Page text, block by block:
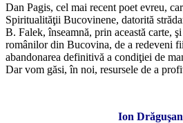
Dan Pagis, cel mai recent poet evreu,
Spiritualităţii Bucovinene, datorită
B. Falek, înseamnă, prin această carte, şi
românilor din Bucovina, de a redeveni
abandonarea definitivă a condiţiei de
Dar vom găsi, în noi, resursele de a
Ion